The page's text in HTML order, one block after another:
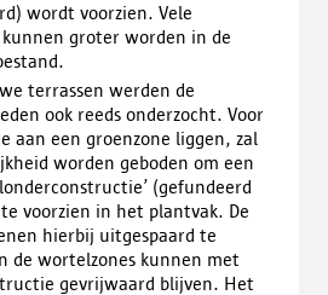
wordt voorzien. Vele
groter worden in de
terrassen werden de
ook reeds onderzocht. Voor
aan een groenzone liggen, zal
worden geboden om een
(gefundeerd
voorzien in het plantvak. De
hierbij uitgespaard te
de wortelzones kunnen met
gevrijwaard blijven. Het